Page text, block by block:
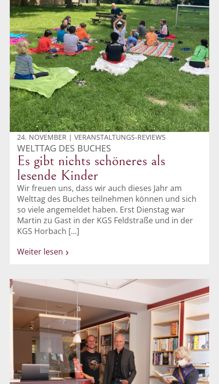
24. NOVEMBER | VERANSTALTUNGS-REVIEWS
WELTTAG DES BUCHES
Es gibt nichts schöneres als
lesende Kinder
Wir freuen uns, dass wir auch dieses Jahr am
Welttag des Buches teilnehmen können und sich
so viele angemeldet haben. Erst Dienstag war
Martin zu Gast in der KGS Feldstraße und in der
KGS Horbach [...]
Weiter lesen